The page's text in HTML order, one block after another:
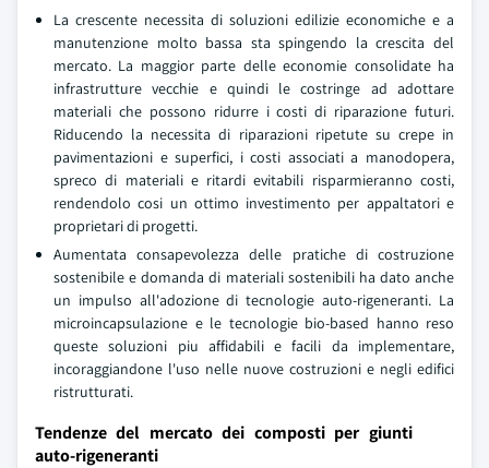
La crescente necessita di soluzioni edilizie economiche e a
manutenzione molto bassa sta spingendo la crescita del
mercato. La maggior parte delle economie consolidate ha
infrastrutture vecchie e quindi le costringe ad adottare
materiali che possono ridurre i costi di riparazione futuri.
Riducendo la necessita di riparazioni ripetute su crepe in
pavimentazioni e superfici, i costi associati a manodopera,
spreco di materiali e ritardi evitabili risparmieranno costi,
rendendolo cosi un ottimo investimento per appaltatori e
proprietari di progetti.
Aumentata consapevolezza delle pratiche di costruzione
sostenibile e domanda di materiali sostenibili ha dato anche
un impulso all'adozione di tecnologie auto-rigeneranti. La
microincapsulazione e le tecnologie bio-based hanno reso
queste soluzioni piu affidabili e facili da implementare,
incoraggiandone l'uso nelle nuove costruzioni e negli edifici
ristrutturati.
Tendenze del mercato dei composti per giunti
auto-rigeneranti